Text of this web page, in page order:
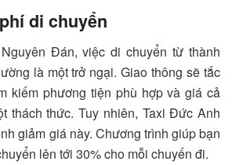
di chuyển
Đán, việc di chuyển từ thành
là một trở ngại. Giao thông sẽ tắc
kiếm phương tiện phù hợp và giá cả
thách thức. Tuy nhiên, Taxi Đức Anh
giảm giá này. Chương trình giúp bạn
lên tới 30% cho mỗi chuyến đi.